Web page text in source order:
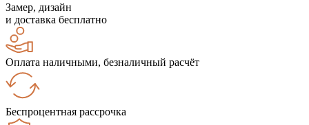
Замер, дизайн
и доставка бесплатно
Оплата наличными, безналичный расчёт
Беспроцентная рассрочка